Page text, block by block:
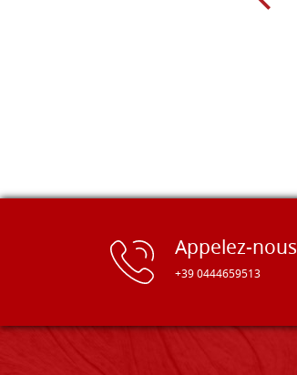
Appelez-nous
+39 0444659513